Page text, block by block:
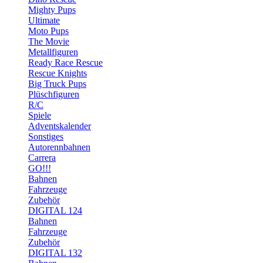
Mighty Pups
Ultimate
Moto Pups
The Movie
Metallfiguren
Ready Race Rescue
Rescue Knights
Big Truck Pups
Plüschfiguren
R/C
Spiele
Adventskalender
Sonstiges
Autorennbahnen
Carrera
GO!!!
Bahnen
Fahrzeuge
Zubehör
DIGITAL 124
Bahnen
Fahrzeuge
Zubehör
DIGITAL 132